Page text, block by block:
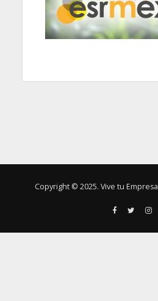
Copyright © 2025. Vive tu Empresa